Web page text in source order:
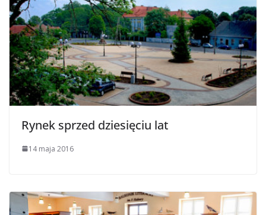
Rynek sprzed dziesięciu lat
14 maja 2016